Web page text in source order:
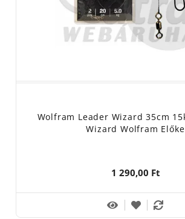
Wolfram Leader Wizard 35cm
Wizard Wolfram Előke
1 290,00 Ft